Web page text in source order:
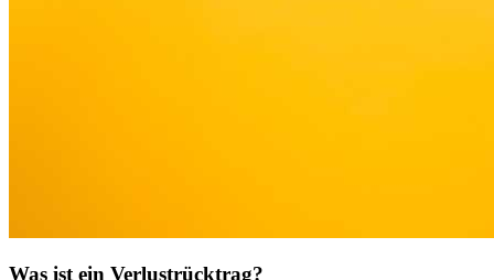
Was ist ein Verlustrücktrag?